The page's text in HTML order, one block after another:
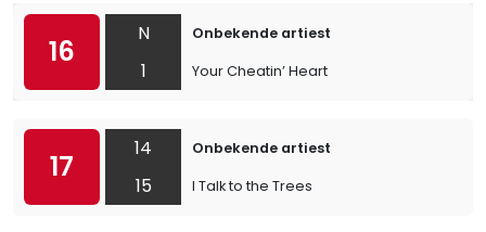
16
N
1
Onbekende artiest
Your Cheatin’ Heart
17
14
15
Onbekende artiest
I Talk to the Trees